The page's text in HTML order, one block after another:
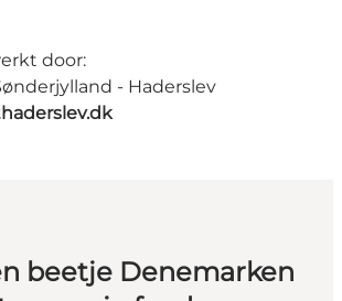
door:
- Haderslev
beetje Denemarken